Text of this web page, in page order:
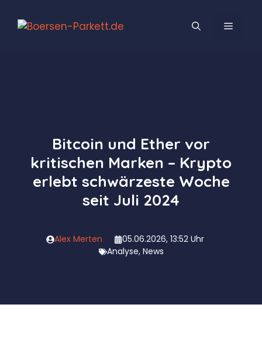
Inhalt
MENÜ
Bitcoin und Ether vor
kritischen Marken – Krypto
erlebt schwärzeste Woche
seit Juli 2024
Alex Merten
05.06.2026, 13:52 Uhr
Analyse, News